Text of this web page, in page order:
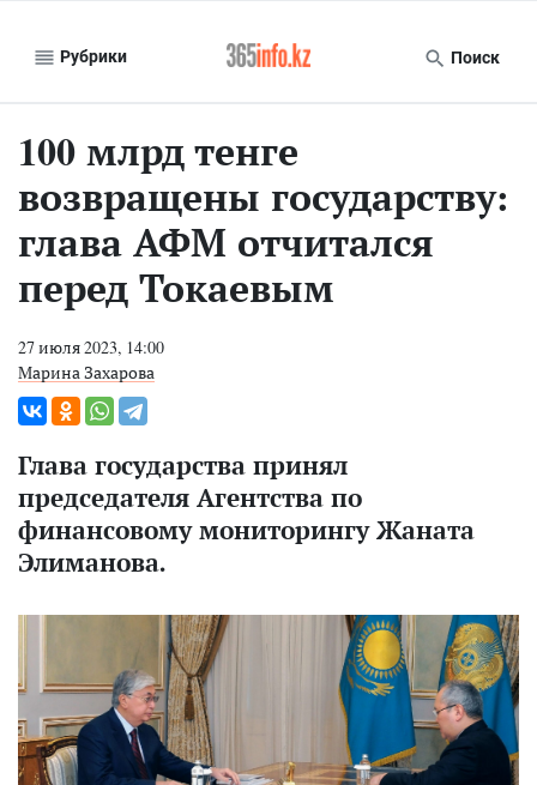
Рубрики Поиск
100 млрд тенге
возвращены государству:
глава АФМ отчитался
перед Токаевым
27 июля 2023, 14:00
Марина Захарова
Глава государства принял
председателя Агентства по
финансовому мониторингу Жаната
Элиманова.